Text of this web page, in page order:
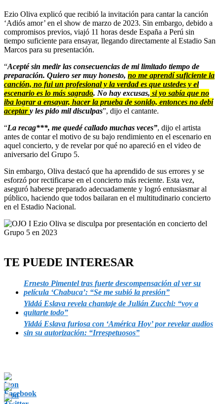
Ezio Oliva explicó que recibió la invitación para cantar la canción
‘Adiós amor’ en el show de marzo de 2023. Sin embargo, debido a
compromisos previos, viajó 11 horas desde España a Perú sin
tiempo suficiente para ensayar, llegando directamente al Estadio San
Marcos para su presentación.
“Acepté sin medir las consecuencias de mi limitado tiempo de
preparación. Quiero ser muy honesto, no me aprendí suficiente la
canción, no fui un profesional y la verdad es que ustedes y el
escenario es lo más sagrado. No hay excusas, si yo sabía que no
iba lograr a ensayar, hacer la prueba de sonido, entonces no debí
aceptary les pido mil disculpas”, dijo el cantante.
“La recag***, me quedé callado muchas veces”, dijo el artista
antes de contar el motivo de su bajo rendimiento en el escenario en
aquel concierto, y de revelar por qué no apareció en el video de
aniversario del Grupo 5.
Sin embargo, Oliva destacó que ha aprendido de sus errores y se
esforzó por rectificarse en el concierto más reciente. Esta vez,
aseguró haberse preparado adecuadamente y logró entusiasmar al
público, haciendo que todos bailaran en el multitudinario concierto
en el Estadio Nacional.
TE PUEDE INTERESAR
Ernesto Pimentel tras fuerte descompensación al ver su
película ‘Chabuca’: “Se me subió la presión”
Yiddá Eslava revela chantaje de Julián Zucchi: “voy a
quitarte todo”
Yiddá Eslava furiosa con ‘América Hoy’ por revelar audios
sin su autorización: “Irrespetuosos”